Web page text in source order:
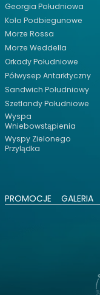
Georgia Południowa
Koło Podbiegunowe
Morze Rossa
Morze Weddella
Orkady Południowe
Półwysep Antarktyczny
Sandwich Południowy
Szetlandy Południowe
Wyspa
Wniebowstąpienia
Wyspy Zielonego
Przylądka
PROMOCJE GALERIA